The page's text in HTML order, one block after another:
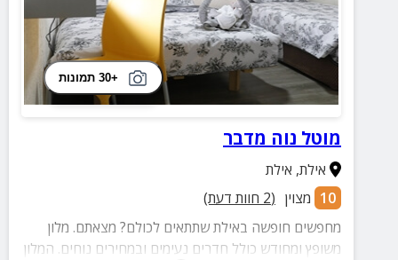
+30 תמונות
מוטל נוה מדבר
אילת, אילת
10 מצוין (
2 חוות דעת)
מחפשים חופשה באילת שתתאים לכולם? מצאתם. מלון
משופץ ומחודש כולל חדרים נעימים ובמחירים נוחים. המלון